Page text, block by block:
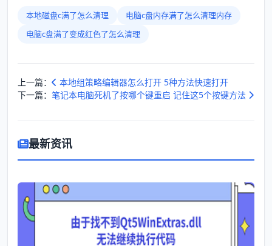
本地磁盘c满了怎么清理
电脑c盘内存满了怎么清理内存
电脑c盘满了变成红色了怎么清理
上一篇：
本地组策略编辑器怎么打开 5种方法快速打开
下一篇： 笔记本电脑死机了按哪个键重启 记住这5个按键方法
最新资讯